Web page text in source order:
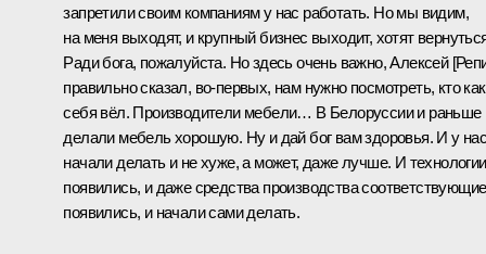
запретили своим компаниям у нас работать. Но мы видим,
на меня выходят, и крупный бизнес выходит, хотят
Ради бога, пожалуйста. Но здесь очень важно, Алексей
правильно сказал, во-первых, нам нужно посмотреть, кто как
себя вёл. Производители мебели… В Белоруссии и раньше
делали мебель хорошую. Ну и дай бог вам здоровья. И у
начали делать и не хуже, а может, даже лучше. И технологии
появились, и даже средства производства соответствующие
появились, и начали сами делать.